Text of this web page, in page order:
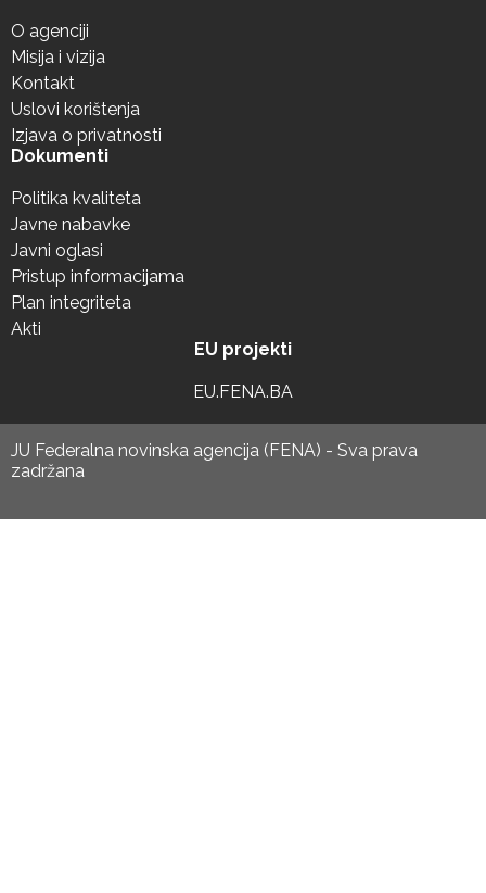
O agenciji
Misija i vizija
Kontakt
Uslovi korištenja
Izjava o privatnosti
Dokumenti
Politika kvaliteta
Javne nabavke
Javni oglasi
Pristup informacijama
Plan integriteta
Akti
EU projekti
EU.FENA.BA
JU Federalna novinska agencija (FENA) - Sva prava
zadržana